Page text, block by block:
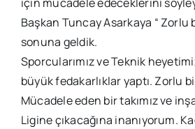
Başkan Tuncay Asarkaya “ Zorlu
sonuna geldik.
Sporcularımız ve Teknik
büyük fedakarlıklar yaptı. Zorlu
Mücadele eden bir takımız ve
Ligine çıkacağına inanıyorum.